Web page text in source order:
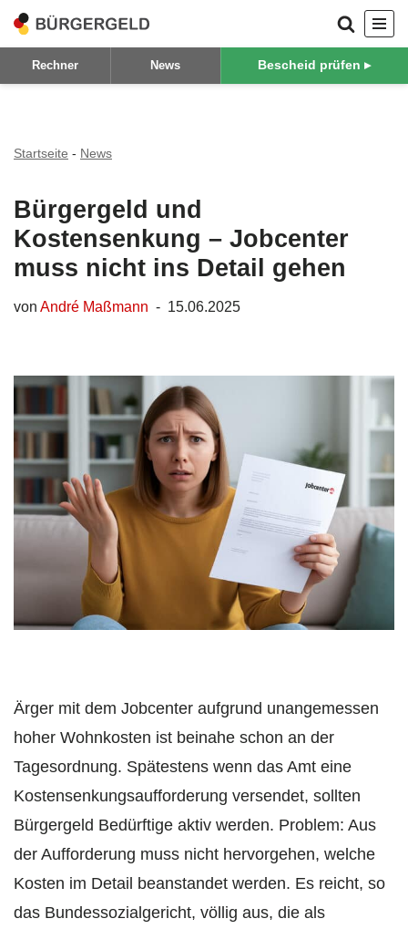
Zum
Inhalt
Rechner News Bescheid prüfen ▸
Startseite - News
Bürgergeld und
Kostensenkung – Jobcenter
muss nicht ins Detail gehen
von André Maßmann 15.06.2025
Ärger mit dem Jobcenter aufgrund unangemessen
hoher Wohnkosten ist beinahe schon an der
Tagesordnung. Spätestens wenn das Amt eine
Kostensenkungsaufforderung versendet, sollten
Bürgergeld Bedürftige aktiv werden. Problem: Aus
der Aufforderung muss nicht hervorgehen, welche
Kosten im Detail beanstandet werden. Es reicht, so
das Bundessozialgericht, völlig aus, die als